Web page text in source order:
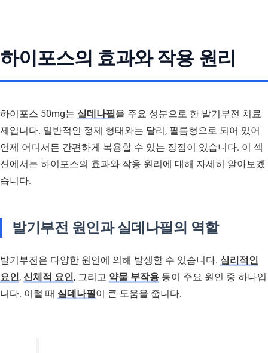
하이포스의 효과와 작용 원리
하이포스 50mg는 실데나필을 주요 성분으로 한 발기부전 치료
제입니다. 일반적인 정제 형태와는 달리, 필름형으로 되어 있어
언제 어디서든 간편하게 복용할 수 있는 장점이 있습니다. 이 섹
션에서는 하이포스의 효과와 작용 원리에 대해 자세히 알아보겠
습니다.
발기부전 원인과 실데나필의 역할
발기부전은 다양한 원인에 의해 발생할 수 있습니다. 심리적인
요인, 신체적 요인, 그리고 약물 부작용 등이 주요 원인 중 하나입
니다. 이럴 때 실데나필이 큰 도움을 줍니다.